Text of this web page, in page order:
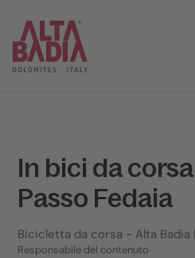
In bici da
Passo Fedaia
Bicicletta da corsa - Alta Badia
Responsabile del contenuto